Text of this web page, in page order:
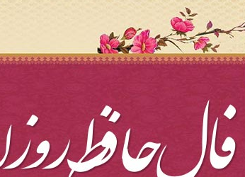
فال
حافظ
روزانه